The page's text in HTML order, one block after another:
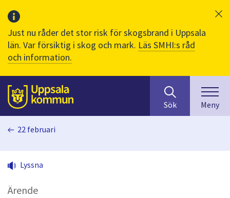
Just nu råder det stor risk för skogsbrand i Uppsala
län. Var försiktig i skog och mark. Läs SMHI:s råd
och information.
Till sidans
huvudinnehåll
efter
innehåll
på
Sök Meny
22 februari
Lyssna
Ärende